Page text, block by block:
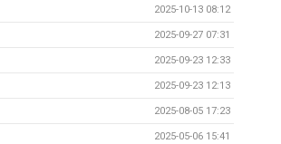
2025-10-13 08:12
2025-09-27 07:31
2025-09-23 12:33
2025-09-23 12:13
2025-08-05 17:23
2025-05-06 15:41